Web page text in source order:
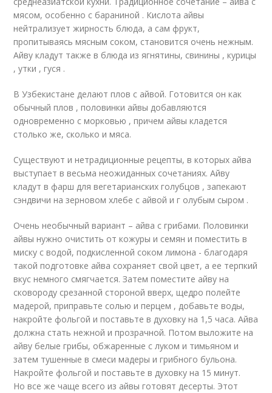
мясом, особенно с бараниной . Кислота айвы
нейтрализует жирность блюда, а сам фрукт,
пропитываясь мясным соком, становится очень нежным.
Айву кладут также в блюда из ягнятины, свинины , курицы
, утки , гуся .
В Узбекистане делают плов с айвой. Готовится он как
обычный плов , половинки айвы добавляются
одновременно с морковью , причем айвы кладется
столько же, сколько и мяса.
Существуют и нетрадиционные рецепты, в которых айва
выступает в весьма неожиданных сочетаниях. Айву
кладут в фарш для вегетарианских голубцов , запекают
сэндвичи на зерновом хлебе с айвой и г олубым сыром .
Очень необычный вариант – айва с грибами. Половинки
айвы нужно очистить от кожуры и семян и поместить в
миску с водой, подкисленной соком лимона - благодаря
такой подготовке айва сохраняет свой цвет, а ее терпкий
вкус немного смягчается. Затем поместите айву на
сковороду срезанной стороной вверх, щедро полейте
мадерой, приправьте солью и перцем , добавьте воды,
накройте фольгой и поставьте в духовку на 1,5 часа. Айва
должна стать нежной и прозрачной. Потом выложите на
айву белые грибы, обжаренные с луком и тимьяном и
затем тушенные в смеси мадеры и грибного бульона.
Накройте фольгой и поставьте в духовку на 15 минут.
Но все же чаще всего из айвы готовят десерты. Этот